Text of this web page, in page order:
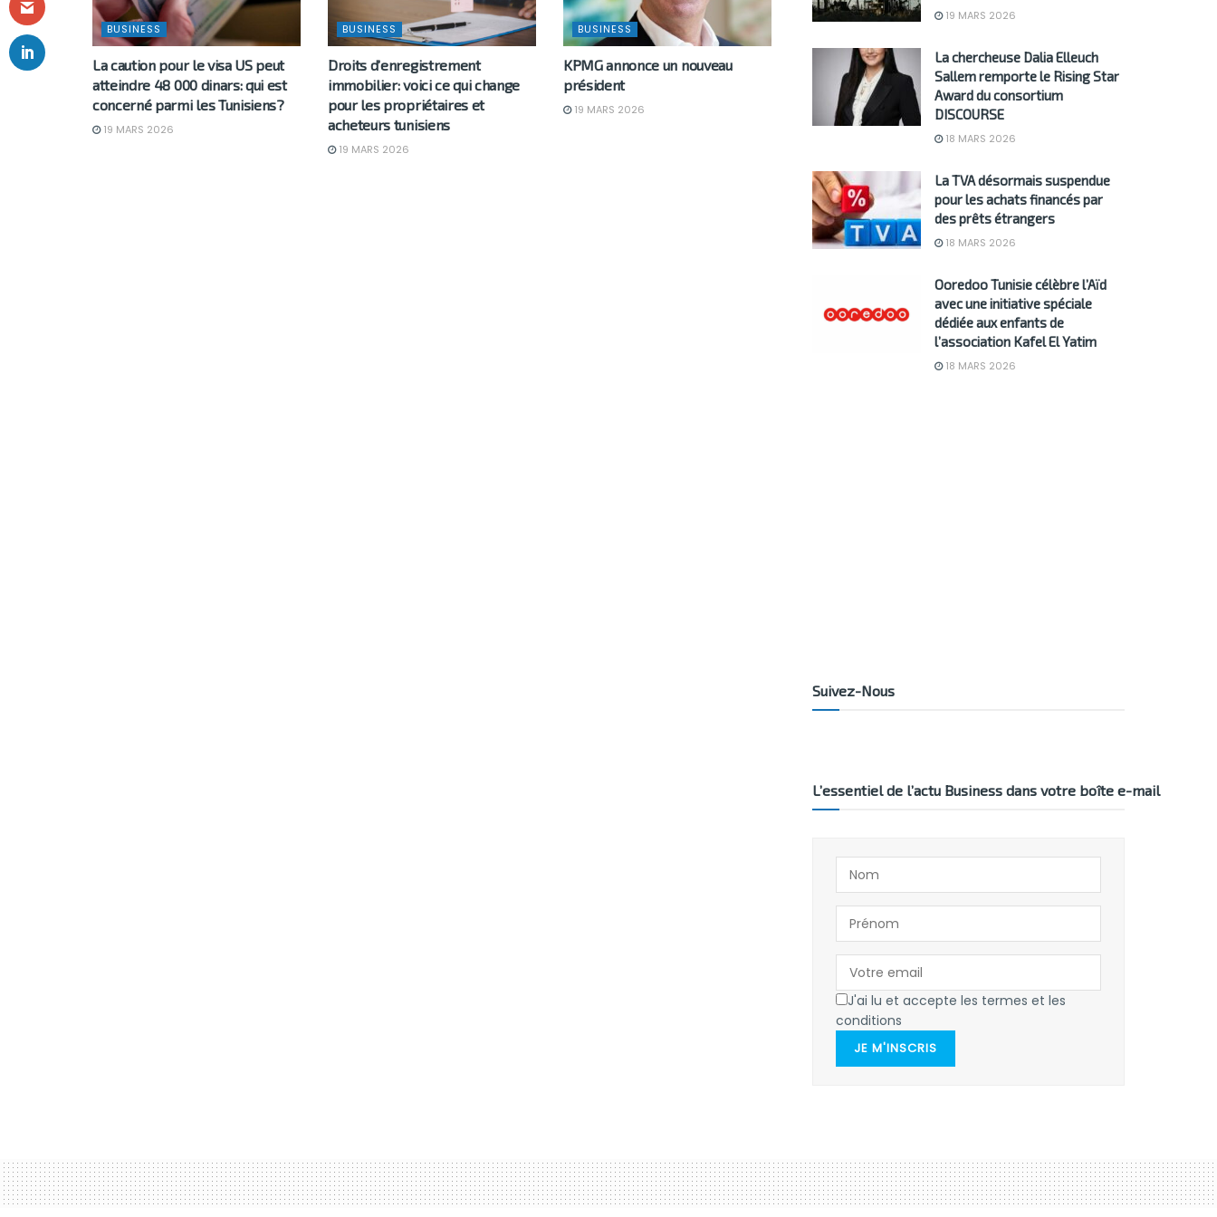
BUSINESS
La caution pour le visa US peut
atteindre 48 000 dinars: qui est
concerné parmi les Tunisiens?
19 MARS 2026
BUSINESS
Droits d’enregistrement
immobilier: voici ce qui change
pour les propriétaires et
acheteurs tunisiens
19 MARS 2026
BUSINESS
KPMG annonce un nouveau
président
19 MARS 2026
19 MARS 2026
La chercheuse Dalia Elleuch
Sallem remporte le Rising Star
Award du consortium
DISCOURSE
18 MARS 2026
La TVA désormais suspendue
pour les achats financés par
des prêts étrangers
18 MARS 2026
Ooredoo Tunisie célèbre l’Aïd
avec une initiative spéciale
dédiée aux enfants de
l’association Kafel El Yatim
18 MARS 2026
Suivez-Nous
L’essentiel de l’actu Business dans votre boîte e-mail
J'ai lu et accepte les termes et les
conditions
JE M'INSCRIS